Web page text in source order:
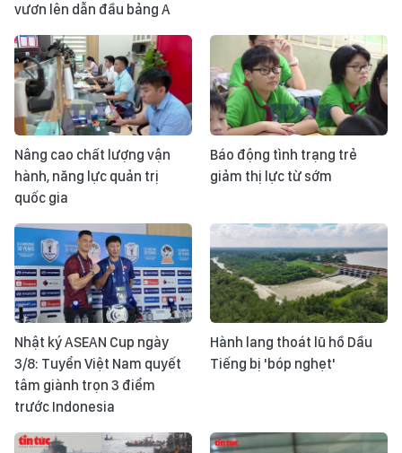
vươn lên dẫn đầu bảng A
Nâng cao chất lượng vận
hành, năng lực quản trị
quốc gia
Báo động tình trạng trẻ
giảm thị lực từ sớm
Nhật ký ASEAN Cup ngày
3/8: Tuyển Việt Nam quyết
tâm giành trọn 3 điểm
trước Indonesia
Hành lang thoát lũ hồ Dầu
Tiếng bị 'bóp nghẹt'